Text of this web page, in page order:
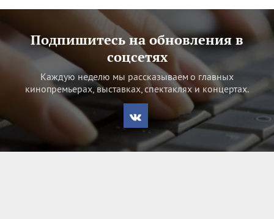
Подпишитесь на обновления в
соцсетях
Каждую неделю мы рассказываем о главных
кинопремьерах, выставках, спектаклях и концертах.